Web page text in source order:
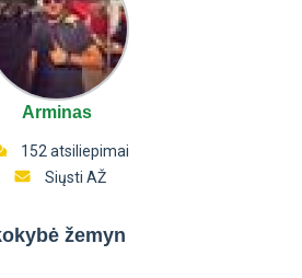
Arminas
152 atsiliepimai
Siųsti AŽ
žemyn